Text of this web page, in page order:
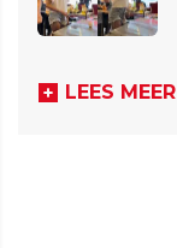
LEES MEER